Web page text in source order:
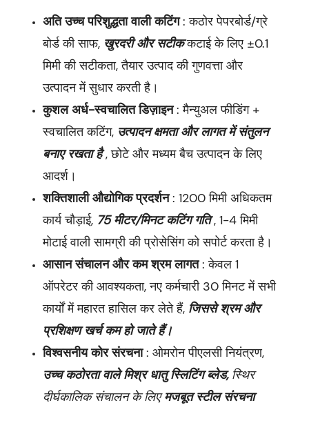
अति उच्च परिशुद्धता वाली कटिंग: कठोर पेपरबोर्ड/ग्रे
बोर्ड की साफ, खुरदरी और सटीककटाई के लिए ±0.1
मिमी की सटीकता, तैयार उत्पाद की गुणवत्ता और
उत्पादन में सुधार करती है।
कुशल अर्ध-स्वचालित डिज़ाइन: मैन्युअल फीडिंग +
स्वचालित कटिंग, उत्पादन क्षमता और लागत में संतुलन
बनाए रखता है, छोटे और मध्यम बैच उत्पादन के लिए
आदर्श।
शक्तिशाली औद्योगिक प्रदर्शन: 1200 मिमी अधिकतम
कार्य चौड़ाई, 75 मीटर/मिनट कटिंग गति, 1-4 मिमी
मोटाई वाली सामग्री की प्रोसेसिंग को सपोर्ट करता है।
आसान संचालन और कम श्रम लागत: केवल 1
ऑपरेटर की आवश्यकता, नए कर्मचारी 30 मिनट में सभी
कार्यों में महारत हासिल कर लेते हैं, जिससे श्रम और
प्रशिक्षण खर्च कम हो जाते हैं।
विश्वसनीय कोर संरचना: ओमरोन पीएलसी नियंत्रण,
उच्च कठोरता वाले मिश्र धातु स्लिटिंग ब्लेड,स्थिर
दीर्घकालिक संचालन के लिएमजबूत स्टील संरचना